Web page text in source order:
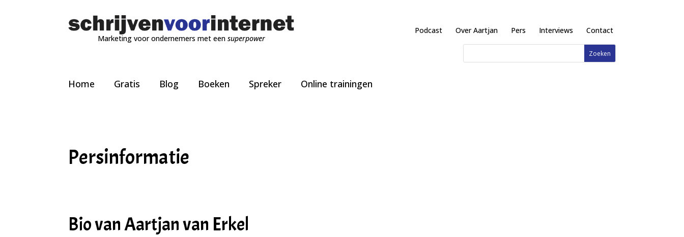
Marketing voor ondernemers met eensuperpower
Podcast Over Aartjan Pers Interviews Contact
Home Gratis Blog Boeken Spreker Online trainingen
Persinformatie
Bio van Aartjan van Erkel